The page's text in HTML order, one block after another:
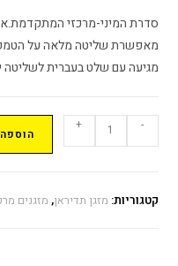
סדרת המיני-מרכזי
מאפשרת שליטה מלאה על
מגיעה עם שלט בעברית לשליטה
-
+
קטגוריות: מזגן תדיראן, מזגנים